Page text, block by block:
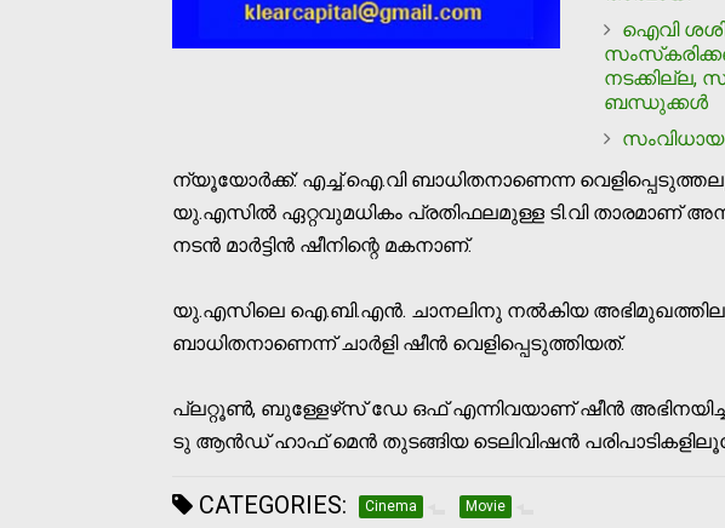
ഐവി
നടക്കില്ല,
ബന്ധുക്കള്‍
ന്യൂയോര്‍ക്ക്: എച്ച്.ഐ.വി ബാധിതനാണെന്ന
യു.എസില്‍ ഏറ്റവുമധികം പ്രതിഫലമുള്ള ടി.വി താരമാണ്
നടന്‍ മാര്‍ട്ടിന്‍ ഷീനിന്റെ മകനാണ്.
യു.എസിലെ ഐ.ബി.എന്‍. ചാനലിനു നല്‍കിയ
ബാധിതനാണെന്ന് ചാര്‍ളി ഷീന്‍ വെളിപ്പെടുത്തിയത്.
പ്ലറ്റൂണ്‍, ബുള്ളേഴ്‌സ് ഡേ ഒഫ് എന്നിവയാണ് ഷീന്‍ അഭിനയിച്ച
ടു ആന്‍ഡ് ഹാഫ് മെന്‍ തുടങ്ങിയ ടെലിവിഷന്‍
CATEGORIES: Cinema Movie